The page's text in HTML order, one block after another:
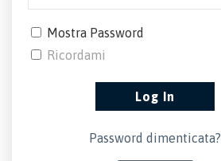
Mostra Password
Ricordami
Password dimenticata?